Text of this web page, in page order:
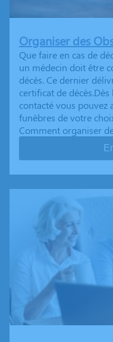
Organiser des
Que faire en cas de
un médecin doit être
décès. Ce dernier
certificat de
contacté vous pouvez
funèbres de votre
Comment organiser